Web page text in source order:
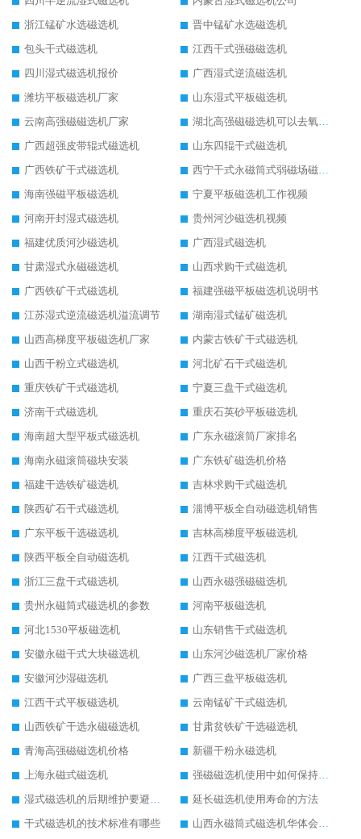
浙江锰矿水选磁选机
晋中锰矿水选磁选机
包头干式磁选机
江西干式强磁磁选机
四川湿式磁选机报价
广西湿式逆流磁选机
潍坊平板磁选机厂家
山东湿式平板磁选机
云南高强磁磁选机厂家
湖北高强磁磁选机可以去氧化铝
广西超强皮带辊式磁选机
山东四辊干式磁选机
广西铁矿干式磁选机
西宁干式永磁筒式弱磁场磁选机结构图
海南强磁平板磁选机
宁夏平板磁选机工作视频
河南开封湿式磁选机
贵州河沙磁选机视频
福建优质河沙磁选机
广西湿式磁选机
甘肃湿式永磁磁选机
山西求购干式磁选机
广西铁矿干式磁选机
福建强磁平板磁选机说明书
江苏湿式逆流磁选机溢流调节
湖南湿式锰矿磁选机
山西高梯度平板磁选机厂家
内蒙古铁矿干式磁选机
山西干粉立式磁选机
河北矿石干式磁选机
重庆铁矿干式磁选机
宁夏三盘干式磁选机
济南干式磁选机
重庆石英砂平板磁选机
海南超大型平板式磁选机
广东永磁滚筒厂家排名
海南永磁滚筒磁块安装
广东铁矿磁选机价格
福建干选铁矿磁选机
吉林求购干式磁选机
陕西矿石干式磁选机
淄博平板全自动磁选机销售
广东平板干选磁选机
吉林高梯度平板磁选机
陕西平板全自动磁选机
江西干式磁选机
浙江三盘干式磁选机
山西永磁强磁磁选机
贵州永磁筒式磁选机的参数
河南平板磁选机
河北1530平板磁选机
山东销售干式磁选机
安徽永磁干式大块磁选机
山东河沙磁选机厂家价格
安徽河沙湿磁选机
广西三盘平板磁选机
江西干式平板磁选机
云南锰矿干式磁选机
山西铁矿干选永磁磁选机
甘肃贫铁矿干选磁选机
青海高强磁磁选机价格
新疆干粉永磁选机
上海永磁式磁选机
强磁磁选机使用中如何保持其顺畅运行
湿式磁选机的后期维护要避开哪些坑
延长磁选机使用寿命的方法
干式磁选机的技术标准有哪些
山西永磁筒式磁选机华体会手机网页版-华体会(中国)